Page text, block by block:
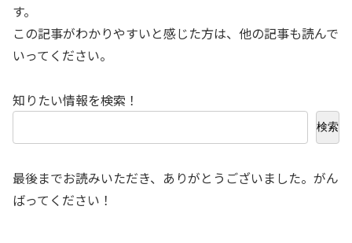
す。
この記事がわかりやすいと感じた方は、他の記事も読んで
いってください。
知りたい情報を検索！
検索
最後までお読みいただき、ありがとうございました。がん
ばってください！